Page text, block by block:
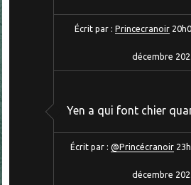
Écrit par : Princecranoir
décembre
Yen a qui font chier
Écrit par : @Princécranoir
décembre